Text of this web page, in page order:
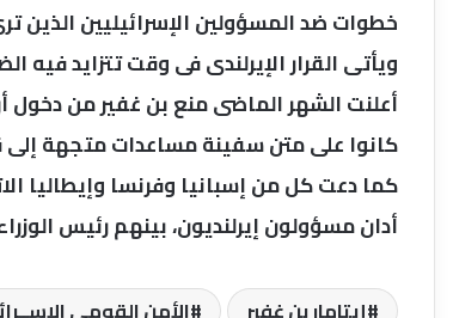
خطوات ضد المسؤولين الإسرائيليين الذين
ويأتى القرار الإيرلندى فى وقت تتزايد فيه
أعلنت الشهر الماضى منع بن غفير من دخول
كانوا على متن سفينة مساعدات متجهة إلى
كما دعت كل من إسبانيا وفرنسا وإيطاليا
أدان مسؤولون إيرلنديون، بينهم رئيس
إيتامار بن غفير الأمن القومى